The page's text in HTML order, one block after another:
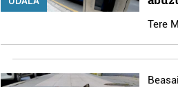
Tere